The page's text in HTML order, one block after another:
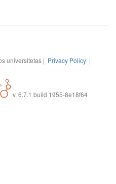
universitetas | Privacy Policy |
v. 6.7.1 build 1955-8e18f64